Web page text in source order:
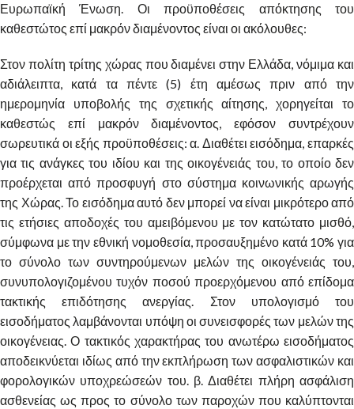
Ευρωπαϊκή Ένωση. Οι προϋποθέσεις απόκτησης του
καθεστώτος επί μακρόν διαμένοντος είναι οι ακόλουθες:
Στον πολίτη τρίτης χώρας που διαμένει στην Ελλάδα, νόμιμα και
αδιάλειπτα, κατά τα πέντε (5) έτη αμέσως πριν από την
ημερομηνία υποβολής της σχετικής αίτησης, χορηγείται το
καθεστώς επί μακρόν διαμένοντος, εφόσον συντρέχουν
σωρευτικά οι εξής προϋποθέσεις: α. Διαθέτει εισόδημα, επαρκές
για τις ανάγκες του ιδίου και της οικογένειάς του, το οποίο δεν
προέρχεται από προσφυγή στο σύστημα κοινωνικής αρωγής
της Χώρας. Το εισόδημα αυτό δεν μπορεί να είναι μικρότερο από
τις ετήσιες αποδοχές του αμειβόμενου με τον κατώτατο μισθό,
σύμφωνα με την εθνική νομοθεσία, προσαυξημένο κατά 10% για
το σύνολο των συντηρούμενων μελών της οικογένειάς του,
συνυπολογιζομένου τυχόν ποσού προερχόμενου από επίδομα
τακτικής επιδότησης ανεργίας. Στον υπολογισμό του
εισοδήματος λαμβάνονται υπόψη οι συνεισφορές των μελών της
οικογένειας. Ο τακτικός χαρακτήρας του ανωτέρω εισοδήματος
αποδεικνύεται ιδίως από την εκπλήρωση των ασφαλιστικών και
φορολογικών υποχρεώσεών του. β. Διαθέτει πλήρη ασφάλιση
ασθενείας ως προς το σύνολο των παροχών που καλύπτονται